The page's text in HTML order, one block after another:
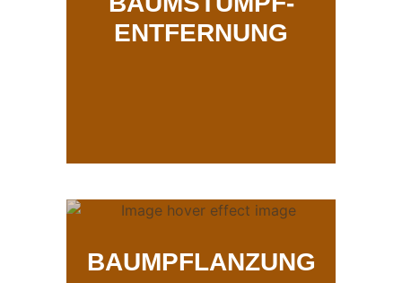
ENTFERNUNG
BAUMPFLANZUNG